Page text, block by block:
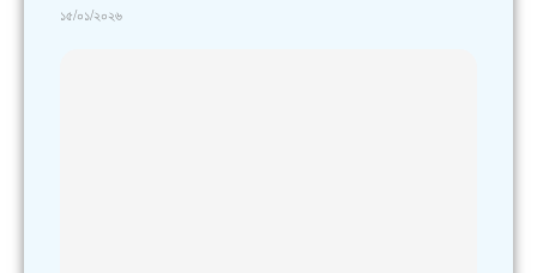
১৫/০১/২০২৬